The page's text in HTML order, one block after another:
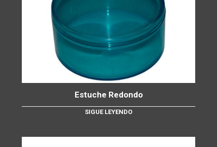
Estuche Redondo
SIGUE LEYENDO